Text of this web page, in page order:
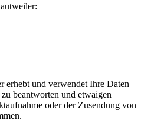
und verwendet Ihre Daten
beantworten und etwaigen
oder der Zusendung von